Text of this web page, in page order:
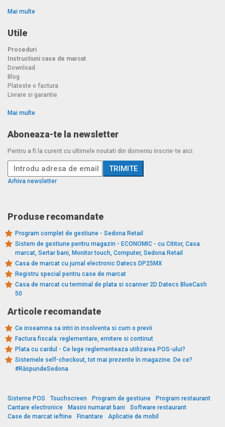
Mai multe
Utile
Proceduri
Instructiuni case de marcat
Download
Blog
Plateste o factura
Livrare si garantie
Mai multe
Aboneaza-te la newsletter
Pentru a fi la curent cu ultimele noutati din domeniu inscrie-te aici:
Arhiva newsletter
Produse recomandate
Program complet de gestiune - Sedona Retail
Sistem de gestiune pentru magazin - ECONOMIC - cu Cititor, Casa
marcat, Sertar bani, Monitor touch, Computer, Sedona Retail
Casa de marcat cu jurnal electronic Datecs DP25MX
Registru special pentru case de marcat
Casa de marcat cu terminal de plata si scanner 2D Datecs BlueCash
50
Articole recomandate
Ce inseamna sa intri in insolventa si cum o previi
Factura fiscala: reglementare, emitere si continut
Plata cu cardul - Ce lege reglementeaza utilizarea POS-ului?
Sistemele self-checkout, tot mai prezente în magazine. De ce?
#RăspundeSedona
Sisteme POS Touchscreen Program de gestiune
Program restaurant
Cantare electronice
Masini numarat bani
Software restaurant
Case de marcat ieftine
Finantare Aplicatie de mobil